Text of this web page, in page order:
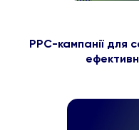
PPC-кампанії для